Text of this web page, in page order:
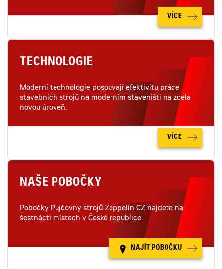
VÍCE
TECHNOLOGIE
Moderní technologie posouvají efektivitu práce
stavebních strojů na moderním staveništi na zcela
novou úroveň.
VÍCE
NAŠE POBOČKY
Pobočky Pujčovny strojů Zeppelin CZ najdete na
šestnácti místech v České republice.
NAJÍT POBOČKU